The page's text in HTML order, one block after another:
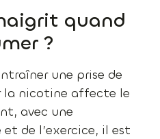
quand
?
une prise de
la nicotine affecte le
avec une
de l’exercice, il est